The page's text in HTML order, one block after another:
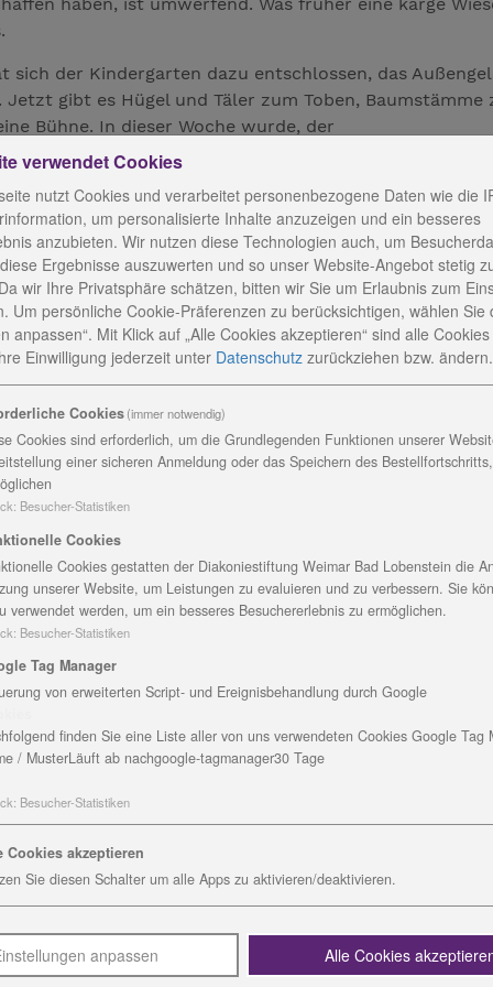
der Kindergarten dazu entschlossen, das
gibt es Hügel und Täler zum Toben, Baumstämme
Bühne. In dieser Woche wurde, der
Arbeit, Fachstunden und ehrenamtlichen Einsätzen,
Die Bühne wurde dafür zum ersten Mal
doch unsere Planerin Franka Möschl und
in Saalfeld, haben wir sehr gern
und schon auf das Erntedankfest eingestimmt“,
Ziel war es einen Erlebnisort zu schaffen,
verschiedene Pflanzen und Gehölze
Förderkinder im Blick. Dazu gehört auch Obst und
die Kinder darauf, dass die Quitten reif werden“,
Remptendorf hat schon mehrere Gelände für
und fast zwei Jahre Zeit gedauert.
werden konnte, war am Freitag allen anzusehen.
kleine und sehr große, Stiftungen, die Kirchgemeinde
kam dann das okay, dass die Fielmannstiftung 170
allen, egal wie groß der Beitrag war“, sagt die
seit Jahrzehnten im Umwelt- und Naturschutz. Das
Jahr einen Baum, bis heute mehr als 1,6 Millionen
Symbol des Lebens, Naturschutz eine Investition in die
liegt mitten in Bad Blankenburg und gehört zur
Derzeit werden dort 59 Mädchen und Jungen
Eichwald, Bad Blankenburg
verwendet Cookies
nutzt Cookies und verarbeitet personenbezogene Daten wie die
um personalisierte Inhalte anzuzeigen und ein besseres
anzubieten. Wir nutzen diese Technologien auch, um
Ergebnisse auszuwerten und so unser Website-Angebot stetig
wir Ihre Privatsphäre schätzen, bitten wir Sie um Erlaubnis zum
Um persönliche Cookie-Präferenzen zu berücksichtigen, wählen Sie
anpassen“. Mit Klick auf „Alle Cookies akzeptieren“ sind alle
Einwilligung jederzeit unter Datenschutz zurückziehen bzw. ändern.
Cookies(immer notwendig)
Cookies sind erforderlich, um die Grundlegenden Funktionen unserer
einer sicheren Anmeldung oder das Speichern des
: Besucher-Statistiken
Cookies
Cookies gestatten der Diakoniestiftung Weimar Bad Lobenstein die
unserer Website, um Leistungen zu evaluieren und zu verbessern. Sie
verwendet werden, um ein besseres Besuchererlebnis zu ermöglichen.
: Besucher-Statistiken
Tag Manager
von erweiterten Script- und Ereignisbehandlung durch Google
finden Sie eine Liste aller von uns verwendeten Cookies Google Tag
/ MusterLäuft ab nachgoogle-tagmanager30 Tage
: Besucher-Statistiken
Cookies akzeptieren
Sie diesen Schalter um alle Apps zu aktivieren/deaktivieren.
anpassen Alle Cookies